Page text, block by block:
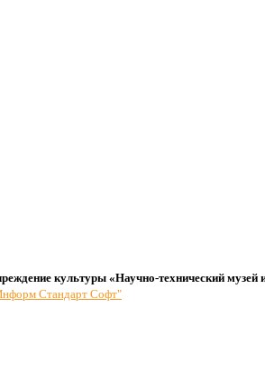
культуры «Научно-технический музей
Стандарт Софт"